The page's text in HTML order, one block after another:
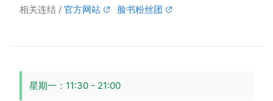
相关连结 官方网站 脸书粉丝团
星期一：11:30 - 21:00